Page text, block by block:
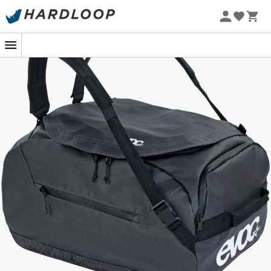
Promos d'été 🔥 -5 % EXTRA dès 2 produits* code Summer5
-5% Extra - Code Summer5